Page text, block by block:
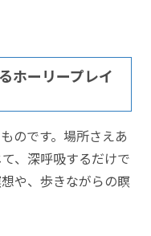
ホーリープレイ
のです。場所さえあ
、深呼吸するだけで
や、歩きながらの瞑